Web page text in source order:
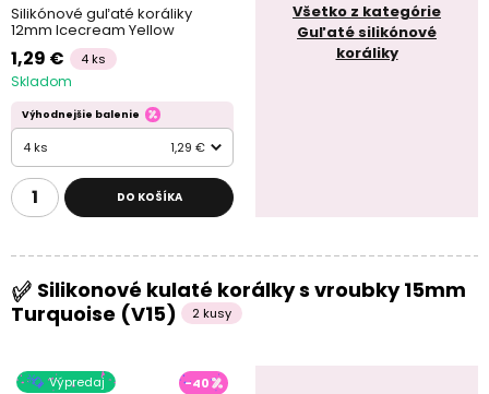
Silikónové guľaté koráliky
12mm Icecream Yellow
1,29 € 4 ks
Skladom
Výhodnejšie balenie
4 ks 1,29 €
DO KOŠÍKA
Všetko z kategórie
Guľaté silikónové
koráliky
Silikonové kulaté korálky s vroubky 15mm
Turquoise (V15)
2 kusy
Výpredaj -40